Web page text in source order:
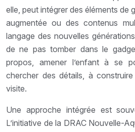
elle, peut intégrer des éléments de
augmentée ou des contenus
langage des nouvelles
de ne pas tomber dans le
propos, amener l’enfant à se
chercher des détails, à
visite.
Une approche intégrée est
L’initiative de la DRAC Nouvelle-